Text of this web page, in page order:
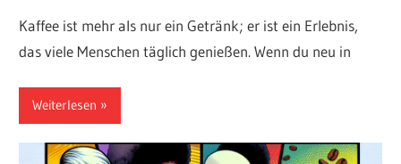
Kaffee ist mehr als nur ein Getränk; er ist ein Erlebnis,
das viele Menschen täglich genießen. Wenn du neu in
Weiterlesen